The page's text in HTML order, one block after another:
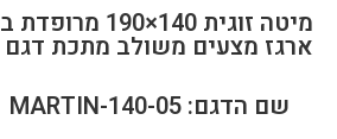
מיטה זוגית
ארגז מצעים משולב מתכת דגם
שם הדגם: MARTIN-140-05